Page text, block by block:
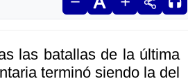
las batallas de la última
terminó siendo la del